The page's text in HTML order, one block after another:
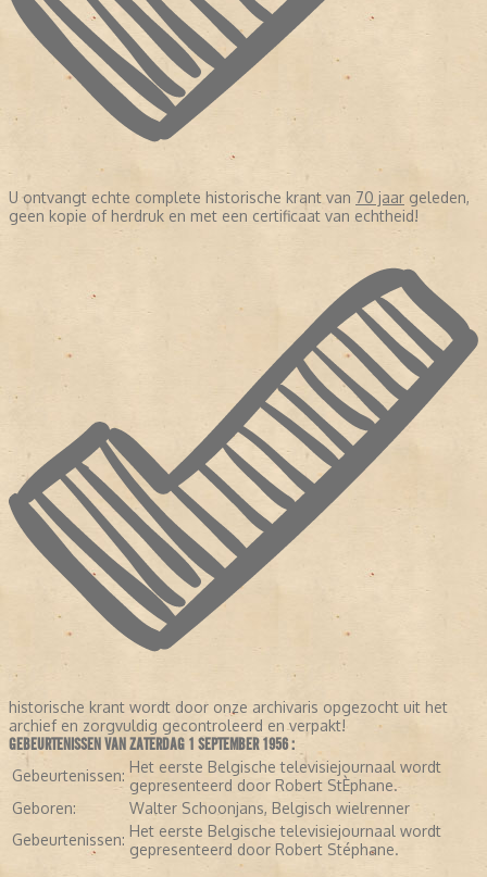
U ontvangt echte complete historische krant van 70 jaar geleden,
geen kopie of herdruk en met een certificaat van echtheid!
historische krant wordt door onze archivaris opgezocht uit het
archief en zorgvuldig gecontroleerd en verpakt!
GEBEURTENISSEN VAN ZATERDAG 1 SEPTEMBER 1956 :
Gebeurtenissen: Het eerste Belgische televisiejournaal wordt
gepresenteerd door Robert StÈphane.
Geboren:
Walter Schoonjans, Belgisch wielrenner
Gebeurtenissen: Het eerste Belgische televisiejournaal wordt
gepresenteerd door Robert Stéphane.